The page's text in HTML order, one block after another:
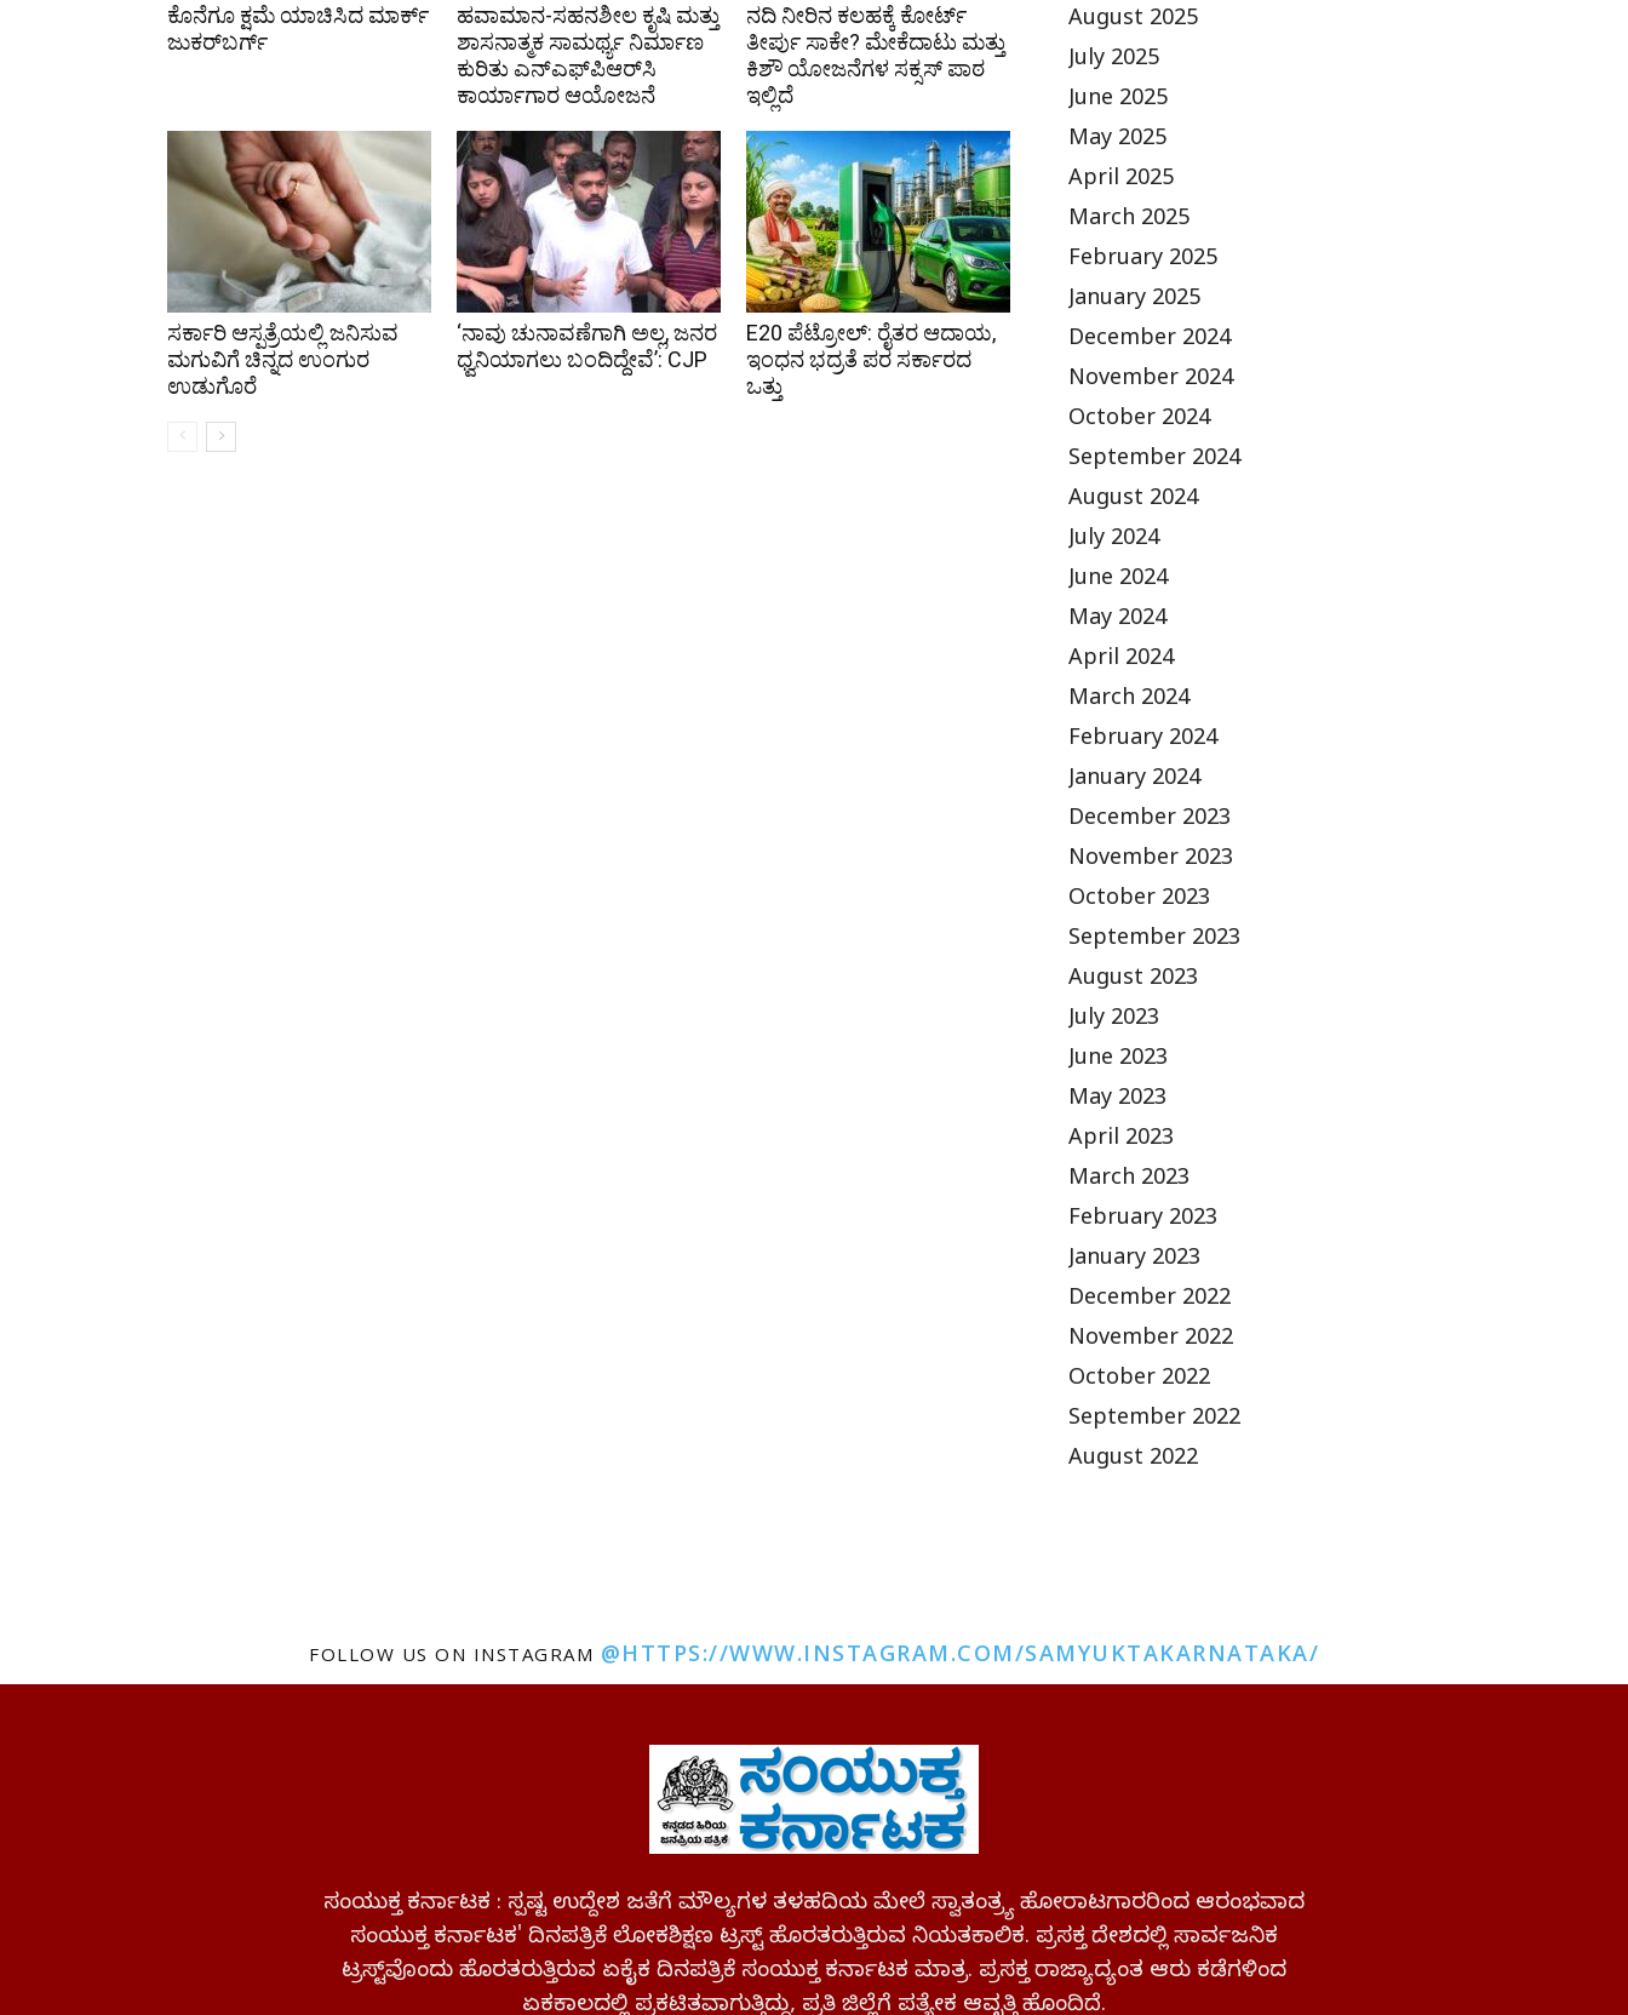
ಕೊನೆಗೂ ಕ್ಷಮೆ ಯಾಚಿಸಿದ ಮಾರ್ಕ್
ಜುಕರ್‌ಬರ್ಗ್
ಹವಾಮಾನ-ಸಹನಶೀಲ ಕೃಷಿ ಮತ್ತು
ಶಾಸನಾತ್ಮಕ ಸಾಮರ್ಥ್ಯ ನಿರ್ಮಾಣ
ಕುರಿತು ಎನ್‌ಎಫ್‌ಪಿಆರ್‌ಸಿ
ಕಾರ್ಯಾಗಾರ ಆಯೋಜನೆ
ನದಿ ನೀರಿನ ಕಲಹಕ್ಕೆ ಕೋರ್ಟ್
ತೀರ್ಪು ಸಾಕೇ? ಮೇಕೆದಾಟು ಮತ್ತು
ಕಿಶೌ ಯೋಜನೆಗಳ ಸಕ್ಸಸ್ ಪಾಠ
ಇಲ್ಲಿದೆ
ಸರ್ಕಾರಿ ಆಸ್ಪತ್ರೆಯಲ್ಲಿ ಜನಿಸುವ
ಮಗುವಿಗೆ ಚಿನ್ನದ ಉಂಗುರ
ಉಡುಗೊರೆ
‘ನಾವು ಚುನಾವಣೆಗಾಗಿ ಅಲ್ಲ, ಜನರ
ಧ್ವನಿಯಾಗಲು ಬಂದಿದ್ದೇವೆ’: CJP
E20 ಪೆಟ್ರೋಲ್: ರೈತರ ಆದಾಯ,
ಇಂಧನ ಭದ್ರತೆ ಪರ ಸರ್ಕಾರದ
ಒತ್ತು
August 2025
July 2025
June 2025
May 2025
April 2025
March 2025
February 2025
January 2025
December 2024
November 2024
October 2024
September 2024
August 2024
July 2024
June 2024
May 2024
April 2024
March 2024
February 2024
January 2024
December 2023
November 2023
October 2023
September 2023
August 2023
July 2023
June 2023
May 2023
April 2023
March 2023
February 2023
January 2023
December 2022
November 2022
October 2022
September 2022
August 2022
FOLLOW US ON INSTAGRAM @HTTPS://WWW.INSTAGRAM.COM/SAMYUKTAKARNATAKA/
ಸಂಯುಕ್ತ ಕರ್ನಾಟಕ : ಸ್ಪಷ್ಟ ಉದ್ದೇಶ ಜತೆಗೆ ಮೌಲ್ಯಗಳ ತಳಹದಿಯ ಮೇಲೆ ಸ್ವಾತಂತ್ರ್ಯ ಹೋರಾಟಗಾರರಿಂದ ಆರಂಭವಾದ
ಸಂಯುಕ್ತ ಕರ್ನಾಟಕ' ದಿನಪತ್ರಿಕೆ ಲೋಕಶಿಕ್ಷಣ ಟ್ರಸ್ಟ್ ಹೊರತರುತ್ತಿರುವ ನಿಯತಕಾಲಿಕ. ಪ್ರಸಕ್ತ ದೇಶದಲ್ಲಿ ಸಾರ್ವಜನಿಕ
ಟ್ರಸ್ಟ್‌ವೊಂದು ಹೊರತರುತ್ತಿರುವ ಏಕೈಕ ದಿನಪತ್ರಿಕೆ ಸಂಯುಕ್ತ ಕರ್ನಾಟಕ ಮಾತ್ರ. ಪ್ರಸಕ್ತ ರಾಜ್ಯಾದ್ಯಂತ ಆರು ಕಡೆಗಳಿಂದ
ಏಕಕಾಲದಲ್ಲಿ ಪ್ರಕಟಿತವಾಗುತ್ತಿದ್ದು, ಪ್ರತಿ ಜಿಲ್ಲೆಗೆ ಪತ್ಯೇಕ ಆವೃತ್ತಿ ಹೊಂದಿದೆ.